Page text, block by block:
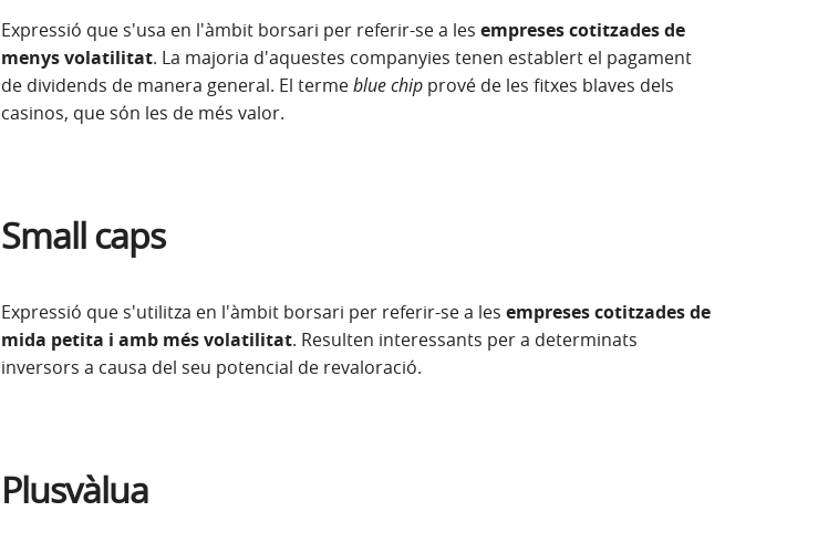
Expressió que s'usa en l'àmbit borsari per referir-se a les empreses cotitzades de
menys volatilitat. La majoria d'aquestes companyies tenen establert el pagament
de dividends de manera general. El termeblue chipprové de les fitxes blaves dels
casinos, que són les de més valor.
Small caps
Expressió que s'utilitza en l'àmbit borsari per referir-se a les empreses cotitzades de
mida petita i amb més volatilitat. Resulten interessants per a determinats
inversors a causa del seu potencial de revaloració.
Plusvàlua